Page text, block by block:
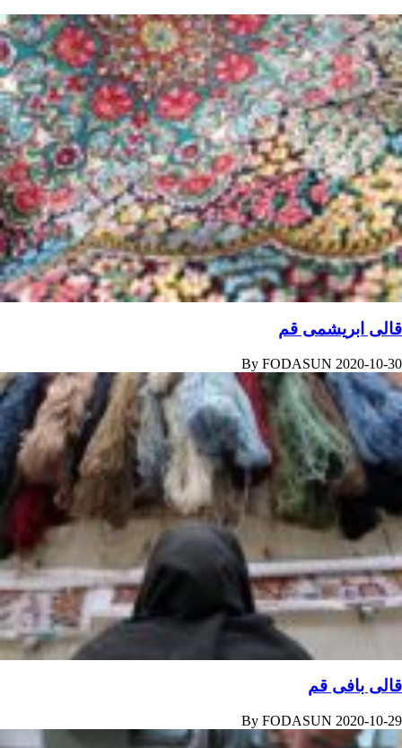
قالی ابریشمی قم
By FODASUN 2020-10-30
قالی بافی قم
By FODASUN 2020-10-29